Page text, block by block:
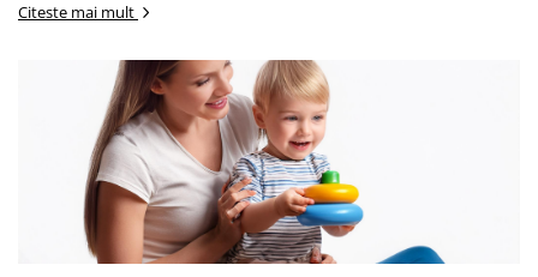
Citeste mai mult